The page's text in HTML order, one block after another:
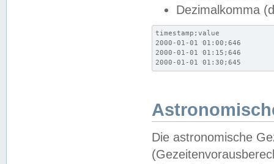
Dezimalkomma
timestamp;value
2000-01-01 01:00;646
2000-01-01 01:15;646
2000-01-01 01:30;645
Die astronomische